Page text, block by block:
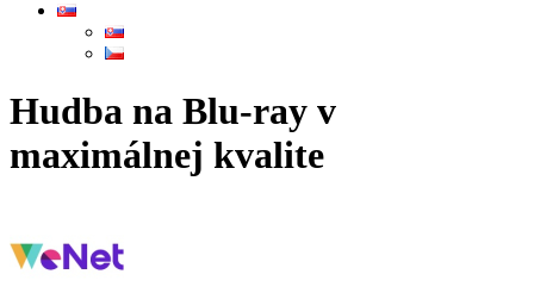
Hudba na Blu-ray v
maximálnej kvalite